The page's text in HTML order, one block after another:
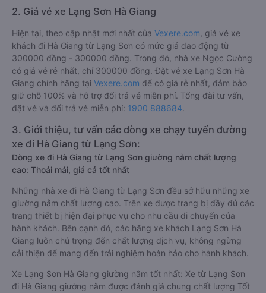
2. Giá vé xe Lạng Sơn Hà Giang
Hiện tại, theo cập nhật mới nhất của Vexere.com , giá vé xe
khách đi Hà Giang từ Lạng Sơn có mức giá dao động từ
300000 đồng - 300000 đồng. Trong đó, nhà xe Ngọc Cường
có giá vé rẻ nhất, chỉ 300000 đồng. Đặt vé xe Lạng Sơn Hà
Giang chính hãng tại Vexere.com để có giá rẻ nhất, đảm bảo
giữ chỗ 100% và hỗ trợ đổi trả vé miễn phí. Tổng đài tư vấn,
đặt vé và đổi trả vé miễn phí: 1900 888684.
3. Giới thiệu, tư vấn các dòng xe chạy tuyến đường
xe đi Hà Giang từ Lạng Sơn:
Dòng xe đi Hà Giang từ Lạng Sơn giường nằm chất lượng
cao: Thoải mái, giá cả tốt nhất
Những nhà xe đi Hà Giang từ Lạng Sơn đều sở hữu những xe
giường nằm chất lượng cao. Trên xe được trang bị đầy đủ các
trang thiết bị hiện đại phục vụ cho nhu cầu di chuyển của
hành khách. Bên cạnh đó, các hãng xe khách Lạng Sơn Hà
Giang luôn chú trọng đến chất lượng dịch vụ, không ngừng
cải thiện để mang đến trải nghiệm hoàn hảo cho hành khách.
Xe Lạng Sơn Hà Giang giường nằm tốt nhất: Xe từ Lạng Sơn
đi Hà Giang giường nằm được đánh giá chung chất lượng Tốt